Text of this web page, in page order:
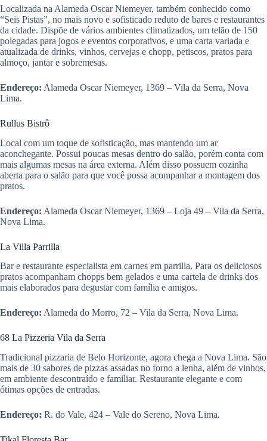
Localizada na Alameda Oscar Niemeyer, também conhecido como
“Seis Pistas”, no mais novo e sofisticado reduto de bares e restaurantes
da cidade. Dispõe de vários ambientes climatizados, um telão de 150
polegadas para jogos e eventos corporativos, e uma carta variada e
atualizada de drinks, vinhos, cervejas e chopp, petiscos, pratos para
almoço, jantar e sobremesas.
Endereço: Alameda Oscar Niemeyer, 1369 – Vila da Serra, Nova
Lima.
Rullus Bistrô
Local com um toque de sofisticação, mas mantendo um ar
aconchegante. Possui poucas mesas dentro do salão, porém conta com
mais algumas mesas na área externa. Além disso possuem cozinha
aberta para o salão para que você possa acompanhar a montagem dos
pratos.
Endereço: Alameda Oscar Niemeyer, 1369 – Loja 49 – Vila da Serra,
Nova Lima.
La Villa Parrilla
Bar e restaurante especialista em carnes em parrilla. Para os deliciosos
pratos acompanham chopps bem gelados e uma cartela de drinks dos
mais elaborados para degustar com família e amigos.
Endereço: Alameda do Morro, 72 – Vila da Serra, Nova Lima.
68 La Pizzeria Vila da Serra
Tradicional pizzaria de Belo Horizonte, agora chega a Nova Lima. São
mais de 30 sabores de pizzas assadas no forno a lenha, além de vinhos,
em ambiente descontraído e familiar. Restaurante elegante e com
ótimas opções de entradas.
Endereço: R. do Vale, 424 – Vale do Sereno, Nova Lima.